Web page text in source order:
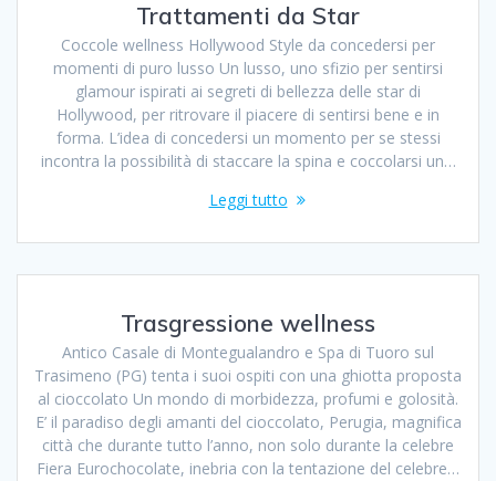
Trattamenti da Star
Coccole wellness Hollywood Style da concedersi per
momenti di puro lusso Un lusso, uno sfizio per sentirsi
glamour ispirati ai segreti di bellezza delle star di
Hollywood, per ritrovare il piacere di sentirsi bene e in
forma. L’idea di concedersi un momento per se stessi
incontra la possibilità di staccare la spina e coccolarsi un…
Leggi tutto
Trasgressione wellness
Antico Casale di Montegualandro e Spa di Tuoro sul
Trasimeno (PG) tenta i suoi ospiti con una ghiotta proposta
al cioccolato Un mondo di morbidezza, profumi e golosità.
E’ il paradiso degli amanti del cioccolato, Perugia, magnifica
città che durante tutto l’anno, non solo durante la celebre
Fiera Eurochocolate, inebria con la tentazione del celebre…